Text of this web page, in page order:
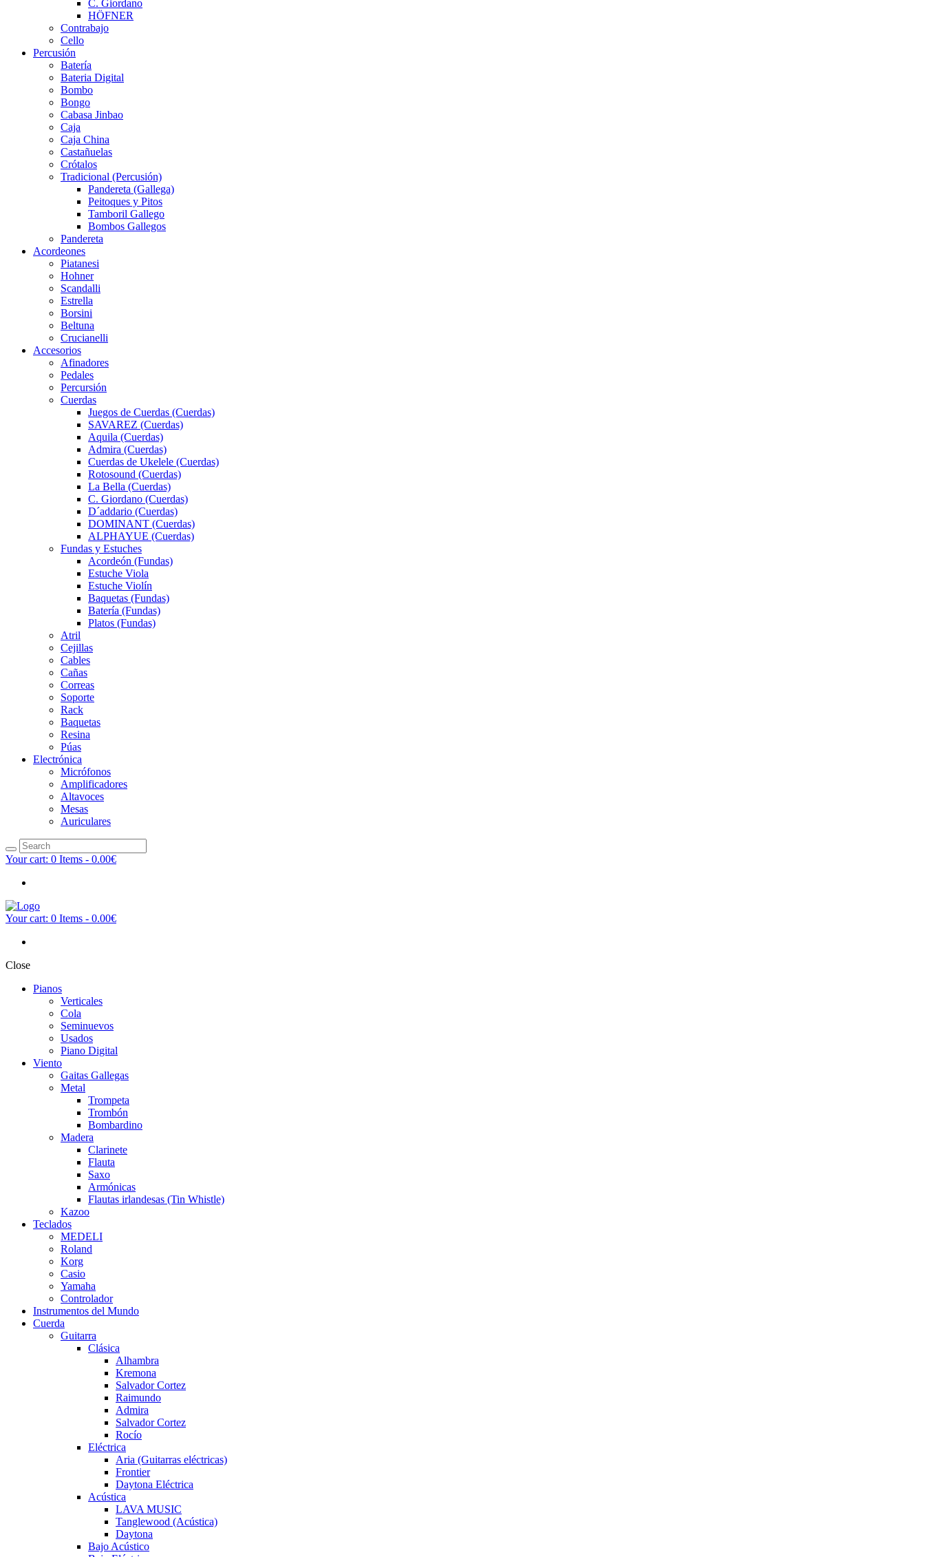
C. Giordano
HÖFNER
Contrabajo
Cello
Percusión
Batería
Bateria Digital
Bombo
Bongo
Cabasa Jinbao
Caja
Caja China
Castañuelas
Crótalos
Tradicional (Percusión)
Pandereta (Gallega)
Peitoques y Pitos
Tamboril Gallego
Bombos Gallegos
Pandereta
Acordeones
Piatanesi
Hohner
Scandalli
Estrella
Borsini
Beltuna
Crucianelli
Accesorios
Afinadores
Pedales
Percursión
Cuerdas
Juegos de Cuerdas (Cuerdas)
SAVAREZ (Cuerdas)
Aquila (Cuerdas)
Admira (Cuerdas)
Cuerdas de Ukelele (Cuerdas)
Rotosound (Cuerdas)
La Bella (Cuerdas)
C. Giordano (Cuerdas)
D´addario (Cuerdas)
DOMINANT (Cuerdas)
ALPHAYUE (Cuerdas)
Fundas y Estuches
Acordeón (Fundas)
Estuche Viola
Estuche Violín
Baquetas (Fundas)
Batería (Fundas)
Platos (Fundas)
Atril
Cejillas
Cables
Cañas
Correas
Soporte
Rack
Baquetas
Resina
Púas
Electrónica
Micrófonos
Amplificadores
Altavoces
Mesas
Auriculares
Your cart: 0 Items - 0.00€
Your cart: 0 Items - 0.00€
Close
Pianos
Verticales
Cola
Seminuevos
Usados
Piano Digital
Viento
Gaitas Gallegas
Metal
Trompeta
Trombón
Bombardino
Madera
Clarinete
Flauta
Saxo
Armónicas
Flautas irlandesas (Tin Whistle)
Kazoo
Teclados
MEDELI
Roland
Korg
Casio
Yamaha
Controlador
Instrumentos del Mundo
Cuerda
Guitarra
Clásica
Alhambra
Kremona
Salvador Cortez
Raimundo
Admira
Salvador Cortez
Rocío
Eléctrica
Aria (Guitarras eléctricas)
Frontier
Daytona Eléctrica
Acústica
LAVA MUSIC
Tanglewood (Acústica)
Daytona
Bajo Acústico